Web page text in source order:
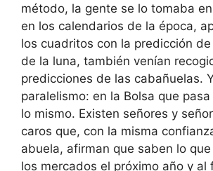
método, la gente se lo tomaba
en los calendarios de la época,
los cuadritos con la predicción
de la luna, también venían
predicciones de las cabañuelas.
paralelismo: en la Bolsa que
lo mismo. Existen señores y
caros que, con la misma
abuela, afirman que saben lo
los mercados el próximo año y al